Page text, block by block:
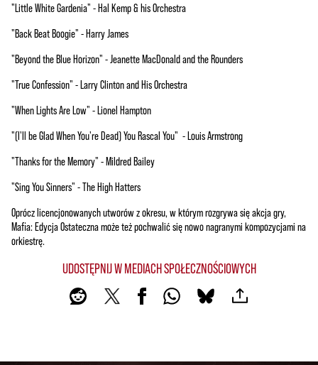
"Little White Gardenia" - Hal Kemp & his Orchestra
"Back Beat Boogie" - Harry James
"Beyond the Blue Horizon" - Jeanette MacDonald and the Rounders
"True Confession" - Larry Clinton and His Orchestra
"When Lights Are Low" - Lionel Hampton
"(I'll be Glad When You're Dead) You Rascal You" - Louis Armstrong
"Thanks for the Memory" - Mildred Bailey
"Sing You Sinners" - The High Hatters
Oprócz licencjonowanych utworów z okresu, w którym rozgrywa się akcja gry,
Mafia: Edycja Ostateczna może też pochwalić się nowo nagranymi kompozycjami na
orkiestrę.
UDOSTĘPNIJ W MEDIACH SPOŁECZNOŚCIOWYCH